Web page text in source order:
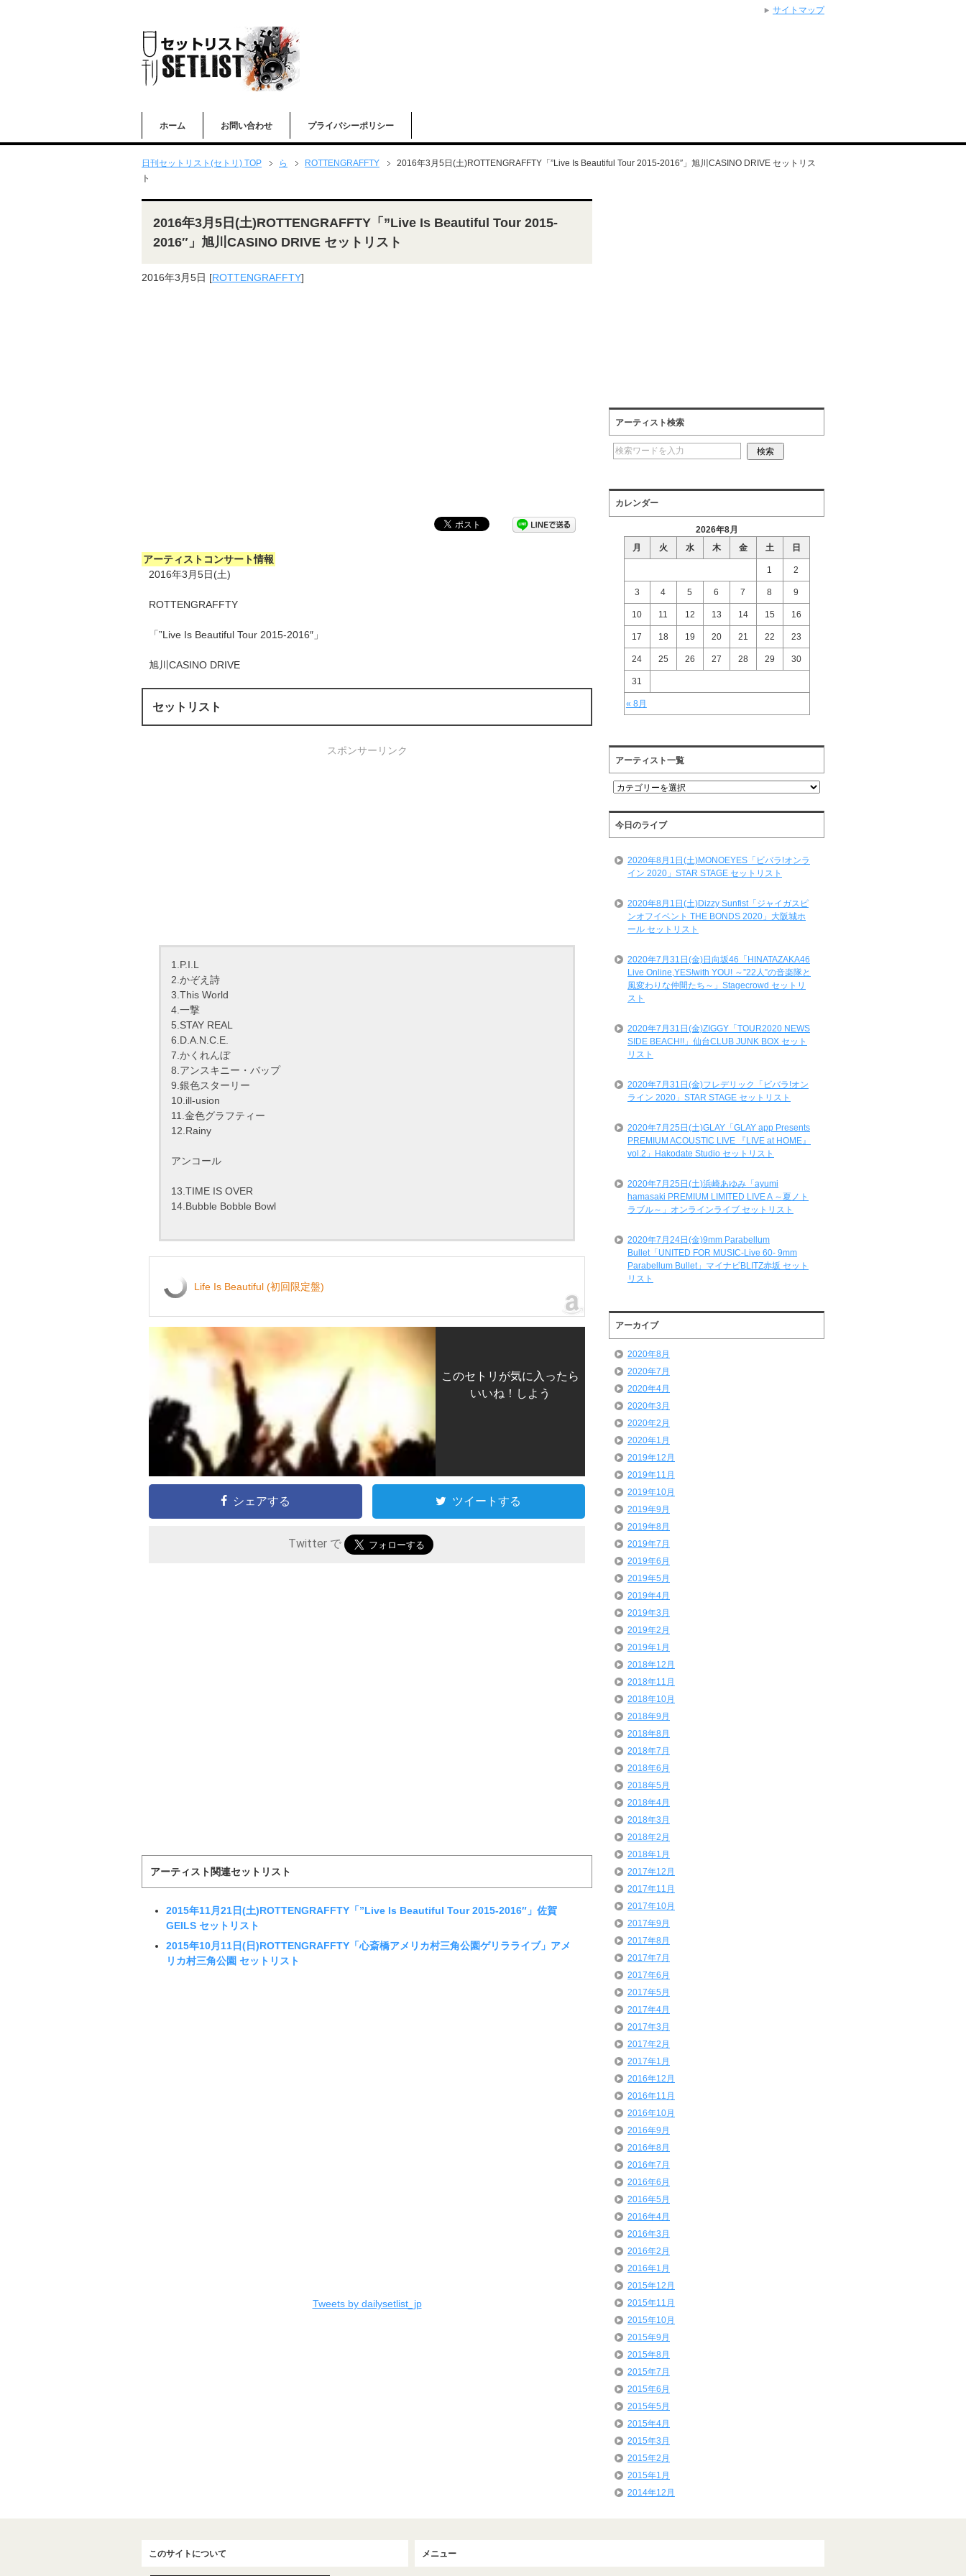
ホーム お問い合わせ プライバシーポリシー
日刊セットリスト(セトリ) TOP ら ROTTENGRAFFTY
2016年3月5日(土)ROTTENGRAFFTY「”Live Is Beautiful Tour 2015-2016″」旭川CASINO DRIVE セットリス
ト
2016年3月5日(土)ROTTENGRAFFTY「”Live Is Beautiful Tour 2015-
2016″」旭川CASINO DRIVE セットリスト
2016年3月5日 [ROTTENGRAFFTY]
アーティストコンサート情報
2016年3月5日(土)
ROTTENGRAFFTY
「”Live Is Beautiful Tour 2015-2016″」
旭川CASINO DRIVE
セットリスト
スポンサーリンク
1.P.I.L
2.かぞえ詩
3.This World
4.一撃
5.STAY REAL
6.D.A.N.C.E.
7.かくれんぼ
8.アンスキニー・バップ
9.銀色スターリー
10.ill-usion
11.金色グラフティー
12.Rainy
アンコール
13.TIME IS OVER
14.Bubble Bobble Bowl
Life Is Beautiful (初回限定盤)
このセトリが気に入ったら
いいね！しよう
シェアする ツイートする
Twitter で
アーティスト関連セットリスト
2015年11月21日(土)ROTTENGRAFFTY「”Live Is Beautiful Tour 2015-2016″」佐賀
GEILS セットリスト
2015年10月11日(日)ROTTENGRAFFTY「心斎橋アメリカ村三角公園ゲリラライブ」アメ
リカ村三角公園 セットリスト
Tweets by dailysetlist_jp
アーティスト検索
カレンダー
2026年8月
月
火 水 木 金 土 日
« 8月
1 2
3 4 5 6 7 8 9
10 11 12 13 14 15 16
17 18 19 20 21 22 23
24 25 26 27 28 29 30
31
アーティスト一覧
ア
テ
ィ
ス
一
今日のライブ
2020年8月1日(土)MONOEYES「ビバラ!オンラ
イン 2020」STAR STAGE セットリスト
2020年8月1日(土)Dizzy Sunfist「ジャイガスピ
ンオフイベント THE BONDS 2020」大阪城ホ
ール セットリスト
2020年7月31日(金)日向坂46「HINATAZAKA46
Live Online,YES!with YOU! ～”22人”の音楽隊と
風変わりな仲間たち～」Stagecrowd セットリ
スト
2020年7月31日(金)ZIGGY「TOUR2020 NEWS
SIDE BEACH!!」仙台CLUB JUNK BOX セット
リスト
2020年7月31日(金)フレデリック「ビバラ!オン
ライン 2020」STAR STAGE セットリスト
2020年7月25日(土)GLAY「GLAY app Presents
PREMIUM ACOUSTIC LIVE 『LIVE at HOME』
vol.2」Hakodate Studio セットリスト
2020年7月25日(土)浜崎あゆみ「ayumi
hamasaki PREMIUM LIMITED LIVE A ～夏ノト
ラブル～」オンラインライブ セットリスト
2020年7月24日(金)9mm Parabellum
Bullet「UNITED FOR MUSIC-Live 60- 9mm
Parabellum Bullet」マイナビBLITZ赤坂 セット
リスト
アーカイブ
2020年8月
2020年7月
2020年4月
2020年3月
2020年2月
2020年1月
2019年12月
2019年11月
2019年10月
2019年9月
2019年8月
2019年7月
2019年6月
2019年5月
2019年4月
2019年3月
2019年2月
2019年1月
2018年12月
2018年11月
2018年10月
2018年9月
2018年8月
2018年7月
2018年6月
2018年5月
2018年4月
2018年3月
2018年2月
2018年1月
2017年12月
2017年11月
2017年10月
2017年9月
2017年8月
2017年7月
2017年6月
2017年5月
2017年4月
2017年3月
2017年2月
2017年1月
2016年12月
2016年11月
2016年10月
2016年9月
2016年8月
2016年7月
2016年6月
2016年5月
2016年4月
2016年3月
2016年2月
2016年1月
2015年12月
2015年11月
2015年10月
2015年9月
2015年8月
2015年7月
2015年6月
2015年5月
2015年4月
2015年3月
2015年2月
2015年1月
2014年12月
このサイトについて メニュー
サイトマップ